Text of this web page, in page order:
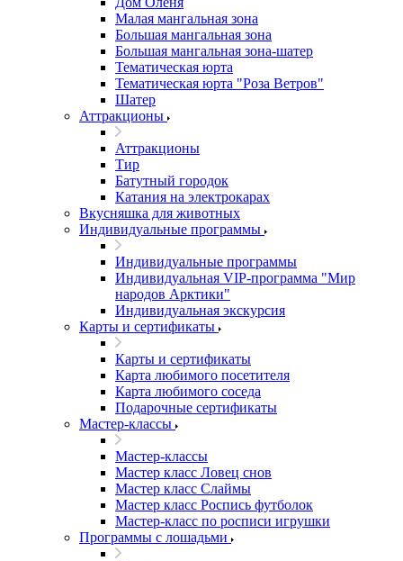
Малая мангальная зона
Большая мангальная зона
Большая мангальная зона-шатер
Тематическая юрта
Тематическая юрта "Роза Ветров"
Шатер
Аттракционы
Аттракционы
Тир
Батутный городок
Катания на электрокарах
Вкусняшка для животных
Индивидуальные программы
Индивидуальные программы
Индивидуальная VIP-программа "Мир
народов Арктики"
Индивидуальная экскурсия
Карты и сертификаты
Карты и сертификаты
Карта любимого посетителя
Карта любимого соседа
Подарочные сертификаты
Мастер-классы
Мастер-классы
Мастер класс Ловец снов
Мастер класс Слаймы
Мастер класс Роспись футболок
Мастер-класс по росписи игрушки
Программы с лошадьми